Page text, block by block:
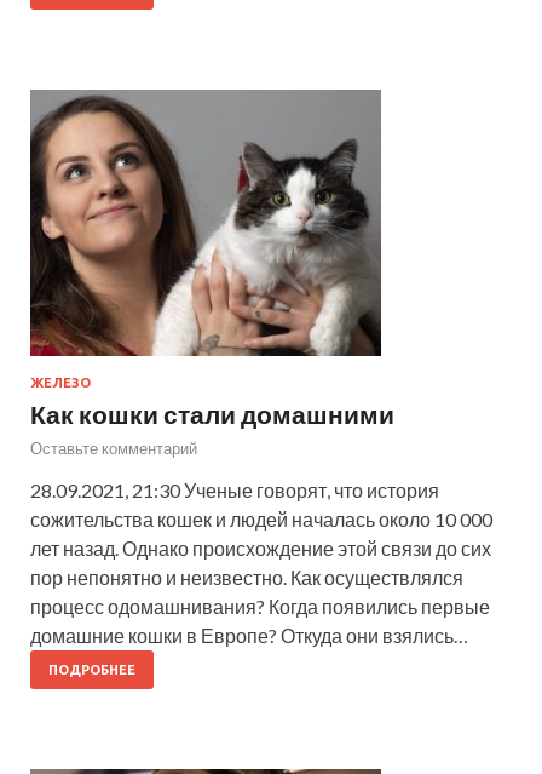
ЖЕЛЕЗО
Как кошки стали домашними
Оставьте комментарий
28.09.2021, 21:30 Ученые говорят, что история
сожительства кошек и людей началась около 10 000
лет назад. Однако происхождение этой связи до сих
пор непонятно и неизвестно. Как осуществлялся
процесс одомашнивания? Когда появились первые
домашние кошки в Европе? Откуда они взялись…
ПОДРОБНЕЕ